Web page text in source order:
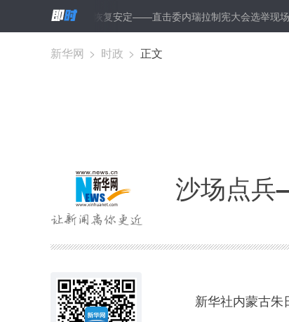
希望一切能恢复安定——直击委内瑞拉制宪大会选举现场 立
新华网 > 时政 > 正文
沙场点兵
新华社内蒙古朱